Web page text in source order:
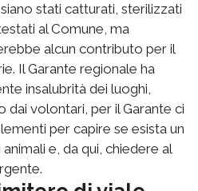
stati catturati, sterilizzati
al Comune, ma
alcun contributo per il
Il Garante regionale ha
insalubrità dei luoghi,
volontari, per il Garante ci
per capire se esista un
e, da qui, chiedere al